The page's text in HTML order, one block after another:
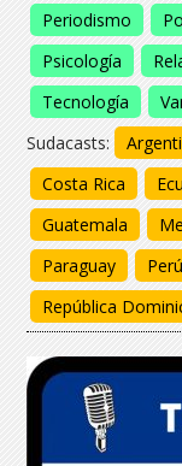
Periodismo
Psicología
Tecnología
Sudacasts:
Costa Rica
Guatemala
Paraguay
Perú
República